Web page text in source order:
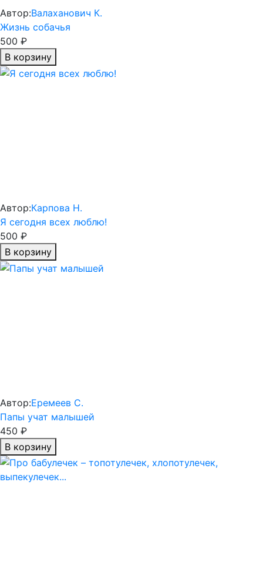
Автор:Валаханович К.
Жизнь собачья
500 ₽
В корзину
Автор:Карпова Н.
Я сегодня всех люблю!
500 ₽
В корзину
Автор:Еремеев С.
Папы учат малышей
450 ₽
В корзину